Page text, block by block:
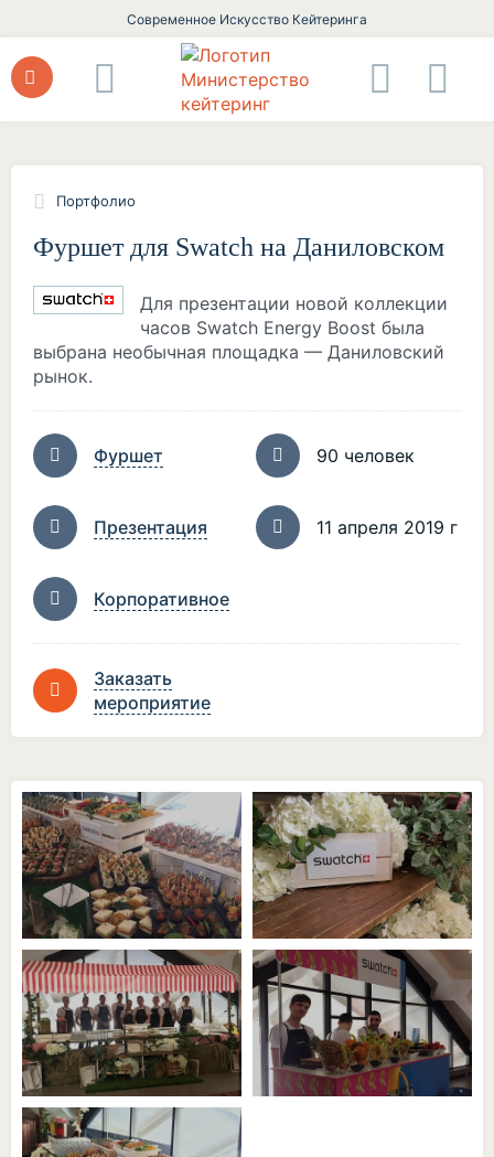
Современное Искусство Кейтеринга
Портфолио
Фуршет для Swatch на Даниловском
Для презентации новой коллекции
часов Swatch Energy Boost была
выбрана необычная площадка — Даниловский
рынок.
Фуршет 90 человек
Презентация 11 апреля 2019 г
Корпоративное
Заказать
мероприятие